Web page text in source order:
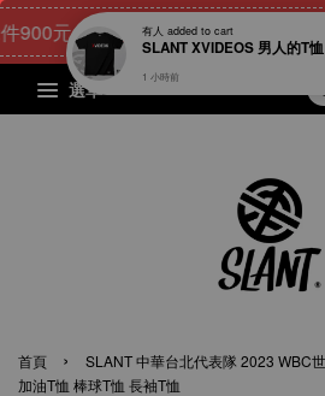
元 點我 立即購 24 天
選單
首頁 ›
SLANT 中華台北代表隊 2023 WBC
加油T恤 棒球T恤 長袖T恤